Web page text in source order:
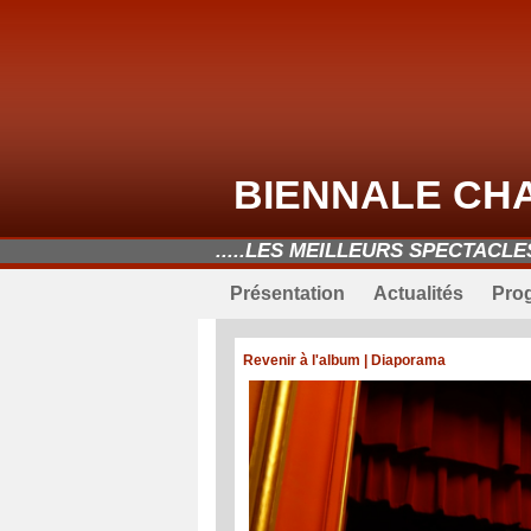
BIENNALE
.....LES MEILLEURS
Présentation Actualités
Revenir à l'album Diaporama